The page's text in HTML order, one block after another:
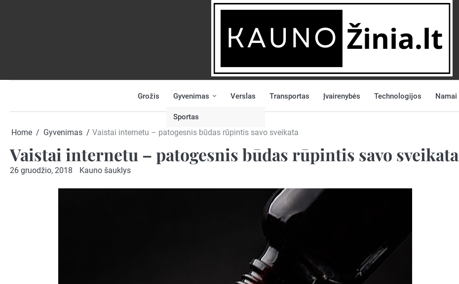
NAUJIENĄ
Grožis Gyvenimas
Sportas
Verslas Transportas Įvairenybės Technologijos Namai
Home Gyvenimas Vaistai internetu – patogesnis būdas rūpintis savo sveikata
Vaistai internetu – patogesnis būdas rūpintis savo sveikata
26 gruodžio, 2018 Kauno šauklys